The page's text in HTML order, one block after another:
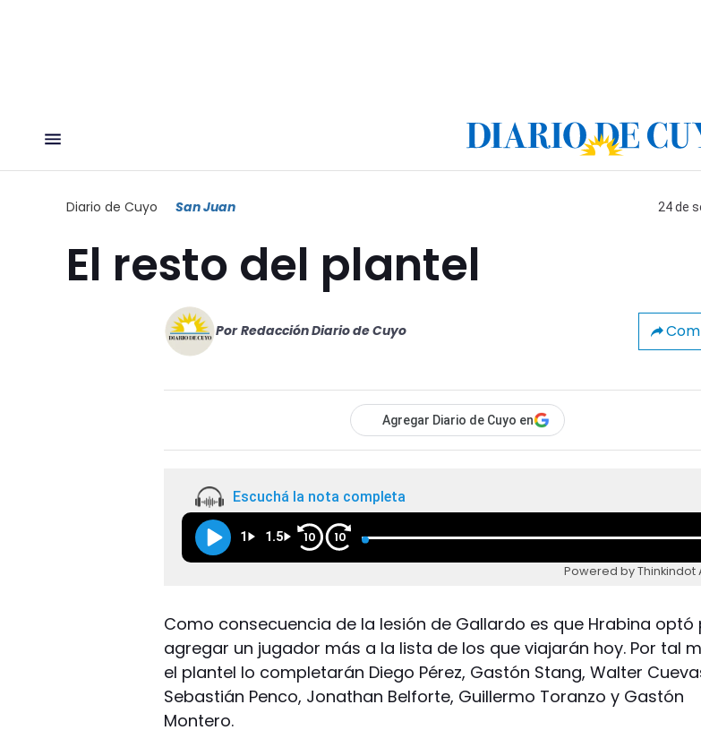
Diario de Cuyo San Juan 24 de
El resto del plantel
Por Redacción Diario de Cuyo
Agregar Diario de Cuyo en
Escuchá la nota completa
1 1.5 10 10
Powered by Thinkindot
Como consecuencia de la lesión de Gallardo es que Hrabina optó
agregar un jugador más a la lista de los que viajarán hoy. Por tal
el plantel lo completarán Diego Pérez, Gastón Stang, Walter
Sebastián Penco, Jonathan Belforte, Guillermo Toranzo y Gastón
Montero.